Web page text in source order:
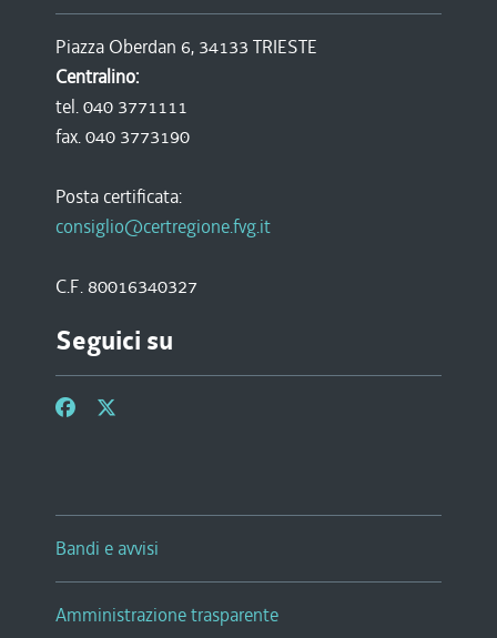
Piazza Oberdan 6, 34133 TRIESTE
Centralino:
tel. 040 3771111
fax. 040 3773190
Posta certificata:
consiglio@certregione.fvg.it
C.F. 80016340327
Seguici su
Bandi e avvisi
Amministrazione trasparente